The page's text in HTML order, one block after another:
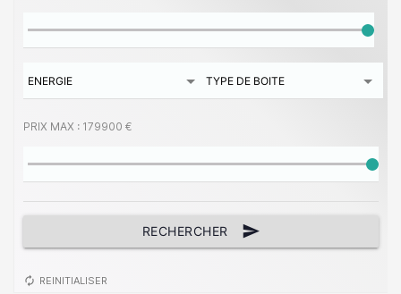
PRIX MAX : 179900 €
RECHERCHER send
autorenew REINITIALISER